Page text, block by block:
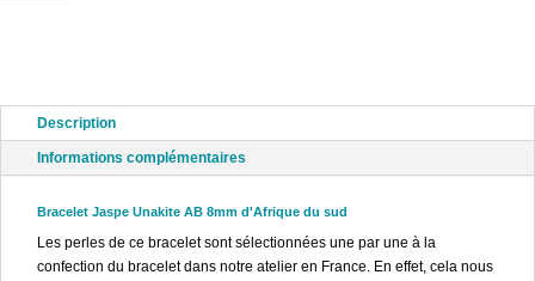
Description
Informations complémentaires
Bracelet Jaspe Unakite AB 8mm d'Afrique du sud
Les perles de ce bracelet sont sélectionnées une par une à la
confection du bracelet dans notre atelier en France. En effet, cela nous